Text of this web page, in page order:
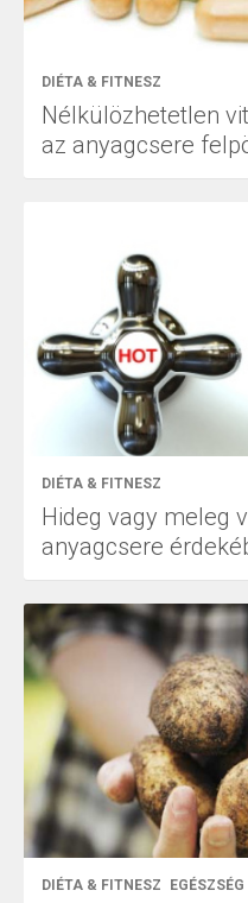
DIÉTA & FITNESZ
Nélkülözhetetlen
az anyagcsere
DIÉTA & FITNESZ
Hideg vagy meleg
anyagcsere
DIÉTA & FITNESZ EGÉSZSÉG